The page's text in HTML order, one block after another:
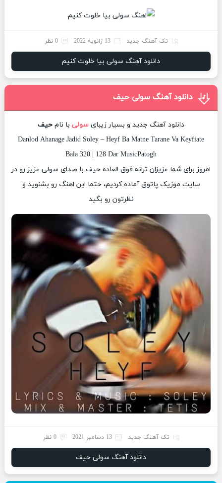
تک آهنگ جدید 13 ژانویه 2022 0 نظر
دانلود آهنگ سولی بیا خلوت کنیم
دانلود آهنگ سولی حیف
دانلود آهنگ جدید و بسیار زیبای سولی با نام حیف
Danlod Ahanage Jadid Soley – Heyf Ba Matne Tarane Va Keyfiate
Bala 320 | 128 Dar MusicPatogh
امروز برای شما عزیزان ترانه فوق العاده حیف با صدای سولی عزیز رو در
سایت موزیک پاتوق آماده کردیم، حتما این اهنگ رو بشنوید و
نظرتون رو بگید
تک آهنگ جدید 13 دسامبر 2021 0 نظر
دانلود آهنگ سولی حیف